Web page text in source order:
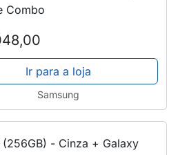
Combo
Ir para a loja
Samsung
- Cinza + Galaxy